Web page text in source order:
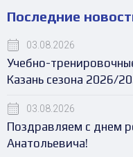
Последние
03.08.2026
Учебно-
Казань сезона 2026/
03.08.2026
Поздравляем с днем
Анатольевича!